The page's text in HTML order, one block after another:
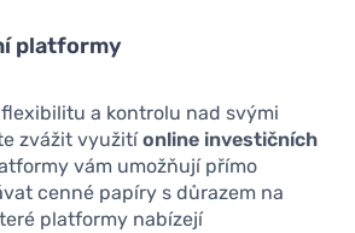
platformy
a kontrolu nad svými
zvážit využitíonline investičních
vám umožňují přímo
cenné papíry s důrazem na
platformy nabízejí